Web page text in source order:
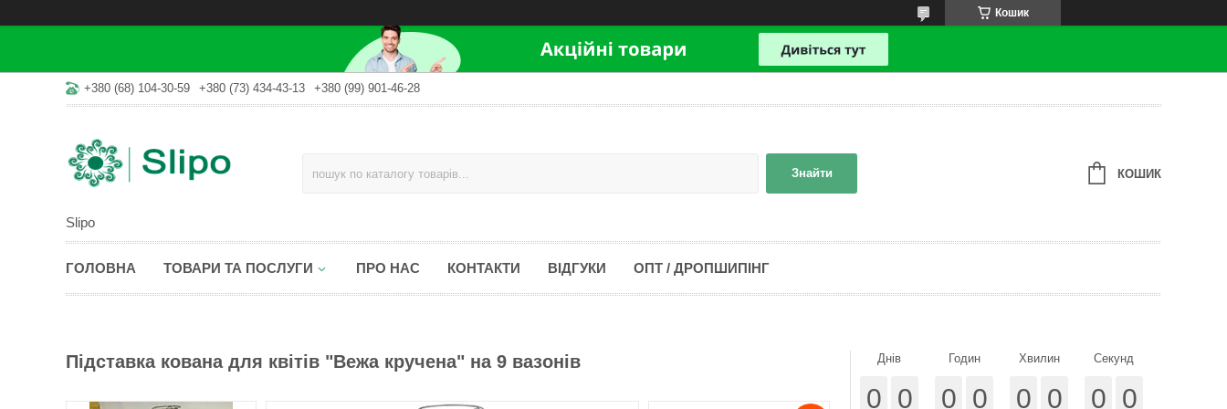
Кошик
+380 (68) 104-30-59 +380 (73) 434-43-13 +380 (99) 901-46-28
Slipo
Знайти КОШИК
ГОЛОВНА ТОВАРИ ТА ПОСЛУГИ ПРО НАС КОНТАКТИ ВІДГУКИ ОПТ / ДРОПШИПІНГ
Підставка кована для квітів "Вежа кручена" на 9 вазонів Днів
0 0
Годин
0 0
Хвилин
0 0
Секунд
0 0